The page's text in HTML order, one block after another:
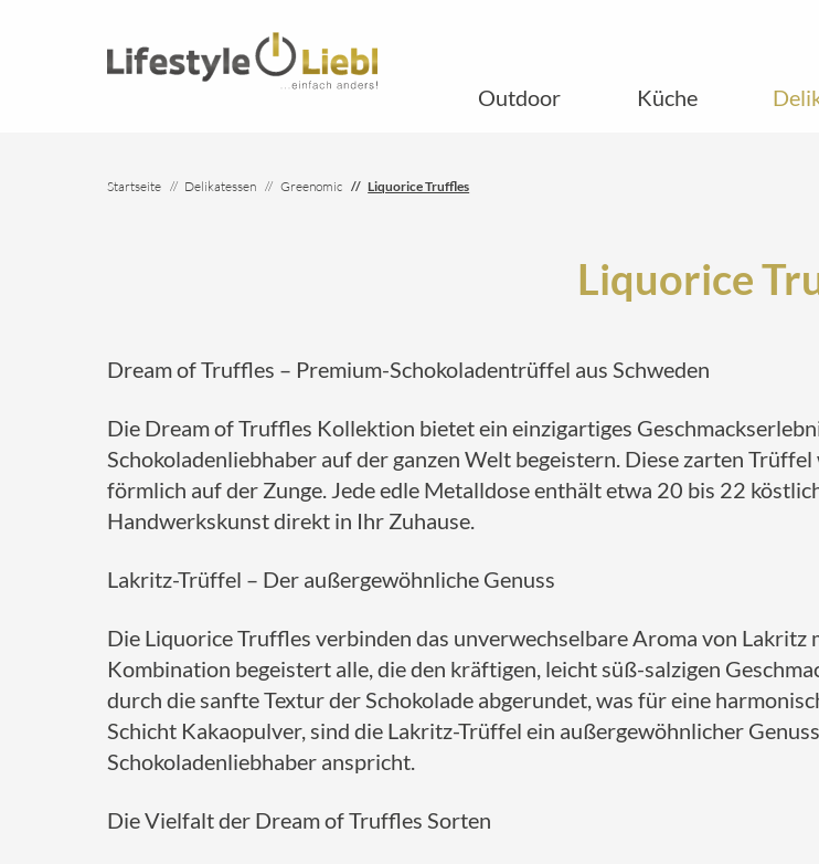
Outdoor Küche
Startseite Delikatessen Greenomic Liquorice Truffles
Liquorice
Dream of Truffles – Premium-Schokoladentrüffel aus Schweden
Die Dream of Truffles Kollektion bietet ein einzigartiges
Schokoladenliebhaber auf der ganzen Welt begeistern. Diese zarten
förmlich auf der Zunge. Jede edle Metalldose enthält etwa 20 bis 22
Handwerkskunst direkt in Ihr Zuhause.
Lakritz-Trüffel – Der außergewöhnliche Genuss
Die Liquorice Truffles verbinden das unverwechselbare Aroma von Lakritz
Kombination begeistert alle, die den kräftigen, leicht süß-salzigen
durch die sanfte Textur der Schokolade abgerundet, was für eine
Schicht Kakaopulver, sind die Lakritz-Trüffel ein außergewöhnlicher
Schokoladenliebhaber anspricht.
Die Vielfalt der Dream of Truffles Sorten